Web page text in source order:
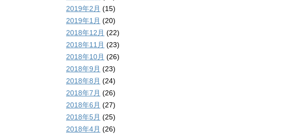
2019年2月 (15)
2019年1月 (20)
2018年12月 (22)
2018年11月 (23)
2018年10月 (26)
2018年9月 (23)
2018年8月 (24)
2018年7月 (26)
2018年6月 (27)
2018年5月 (25)
2018年4月 (26)